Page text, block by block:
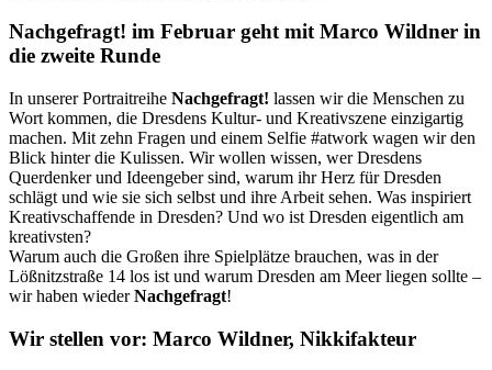
Nachgefragt! im Februar geht mit Marco Wildner in
die zweite Runde
In unserer Portraitreihe Nachgefragt! lassen wir die Menschen zu
Wort kommen, die Dresdens Kultur- und Kreativszene einzigartig
machen. Mit zehn Fragen und einem Selfie #atwork wagen wir den
Blick hinter die Kulissen. Wir wollen wissen, wer Dresdens
Querdenker und Ideengeber sind, warum ihr Herz für Dresden
schlägt und wie sie sich selbst und ihre Arbeit sehen. Was inspiriert
Kreativschaffende in Dresden? Und wo ist Dresden eigentlich am
kreativsten?
Warum auch die Großen ihre Spielplätze brauchen, was in der
Lößnitzstraße 14 los ist und warum Dresden am Meer liegen sollte –
wir haben wiederNachgefragt!
Wir stellen vor: Marco Wildner, Nikkifakteur